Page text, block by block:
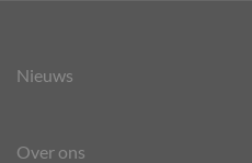
Nieuws
Over ons